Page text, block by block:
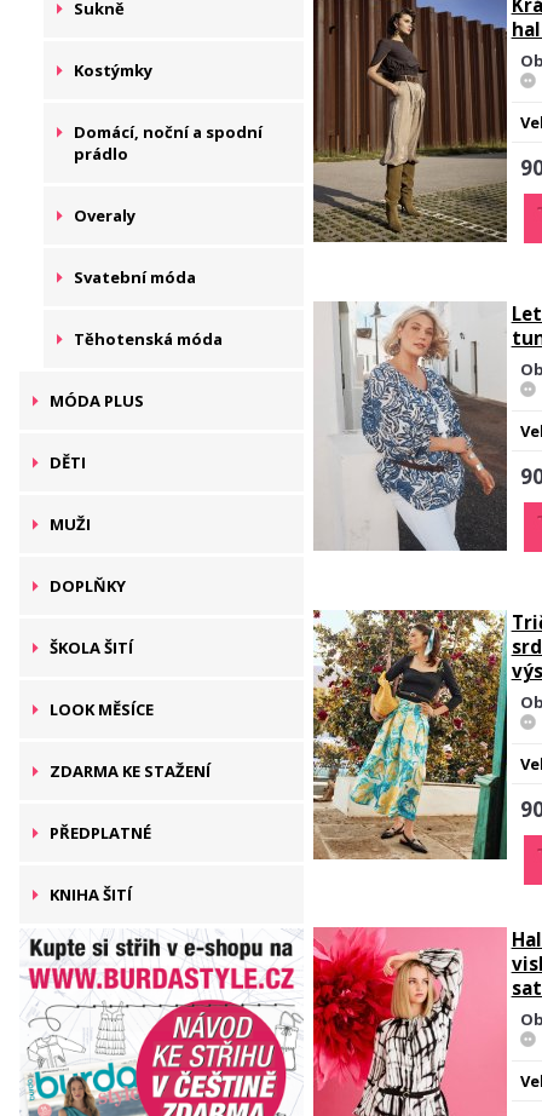
Sukně
Kostýmky
Domácí, noční a spodní
prádlo
Overaly
Svatební móda
Těhotenská móda
MÓDA PLUS
DĚTI
MUŽI
DOPLŇKY
ŠKOLA ŠITÍ
LOOK MĚSÍCE
ZDARMA KE STAŽENÍ
PŘEDPLATNÉ
KNIHA ŠITÍ